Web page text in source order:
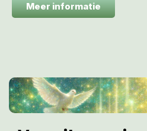
Meer informatie